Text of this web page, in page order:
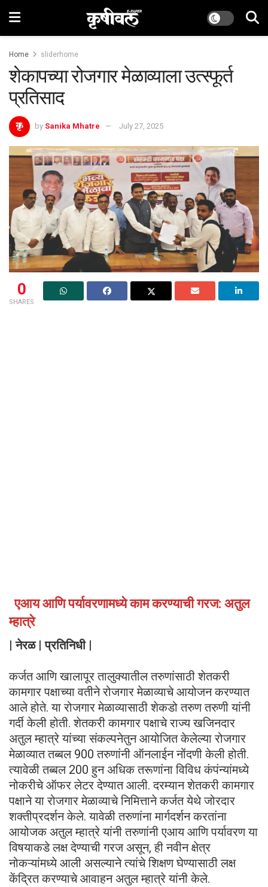
Home sliderhome
शेकापच्या रोजगार मेळाव्याला उत्स्फूर्त
प्रतिसाद
by Sanika Mhatre July 27, 2025
0
SHARES
एआय आणि पर्यावरणामध्ये काम करण्याची गरज: अतुल
म्हात्रे
| नेरळ | प्रतिनिधी |
कर्जत आणि खालापूर तालुक्यातील तरुणांसाठी शेतकरी
कामगार पक्षाच्या वतीने रोजगार मेळाव्याचे आयोजन करण्यात
आले होते. या रोजगार मेळाव्यासाठी शेकडो तरुण तरुणी यांनी
गर्दी केली होती. शेतकरी कामगार पक्षाचे राज्य खजिनदार
अतुल म्हात्रे यांच्या संकल्पनेतुन आयोजित केलेल्या रोजगार
मेळाव्यात तब्बल 900 तरुणांनी ऑनलाईन नोंदणी केली होती.
त्यावेळी तब्बल 200 हुन अधिक तरूणांना विविध कंपंन्यांमध्ये
नोकरीचे ऑफर लेटर देण्यात आली. दरम्यान शेतकरी कामगार
पक्षाने या रोजगार मेळाव्याचे निमित्ताने कर्जत येथे जोरदार
शक्तीप्रदर्शन केले. यावेळी तरुणांना मार्गदर्शन करतांना
आयोजक अतुल म्हात्रे यांनी तरुणांनी एआय आणि पर्यावरण या
विषयाकडे लक्ष देण्याची गरज असून, ही नवीन क्षेत्र
नोकऱ्यांमध्ये आली असल्याने त्यांचे शिक्षण घेण्यासाठी लक्ष
केंद्रित करण्याचे आवाहन अतुल म्हात्रे यांनी केले.